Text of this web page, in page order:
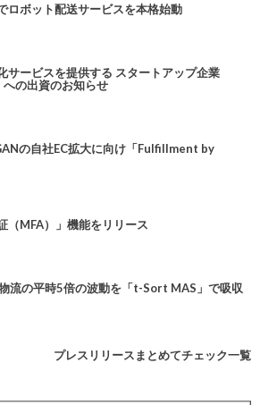
ロボット配送サービスを本格始動
サービスを提供する スタートアップ企業
の出資のお知らせ
の自社EC拡大に向け「Fulfillment by
（MFA）」機能をリリース
流の平時5倍の波動を「t-Sort MAS」で吸収
プレスリリースまとめてチェック一覧